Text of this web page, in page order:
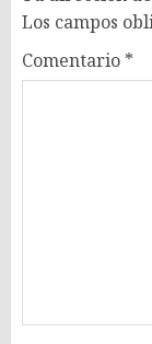
Los campos
Comentario *